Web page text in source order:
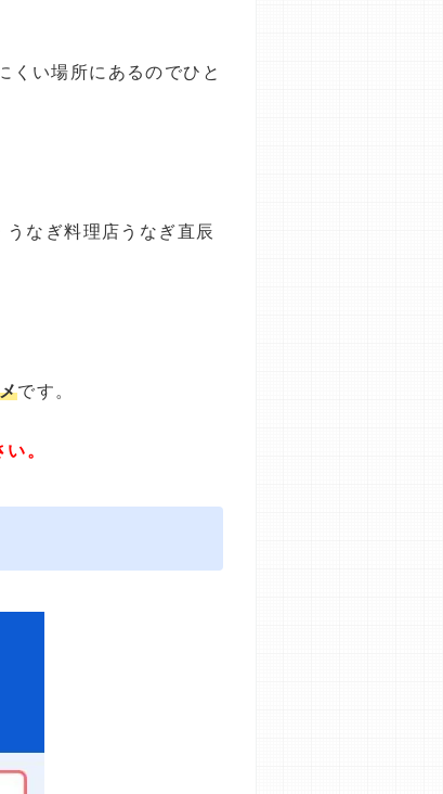
くい場所にあるのでひと
なぎ料理店うなぎ直辰
です。
。